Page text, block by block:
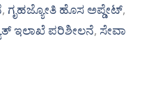
, ಗೃಹಜ್ಯೋತಿ ಹೊಸ ಅಪ್ಡೇಟ್,
ಇಲಾಖೆ ಪರಿಶೀಲನೆ, ಸೇವಾ